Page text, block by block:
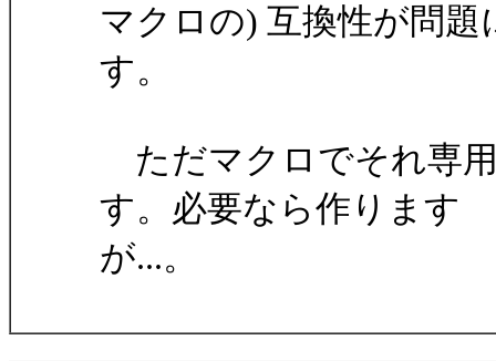
マクロの) 互換性が問
す。
ただマクロでそれ専
す。必要なら作ります
が...。